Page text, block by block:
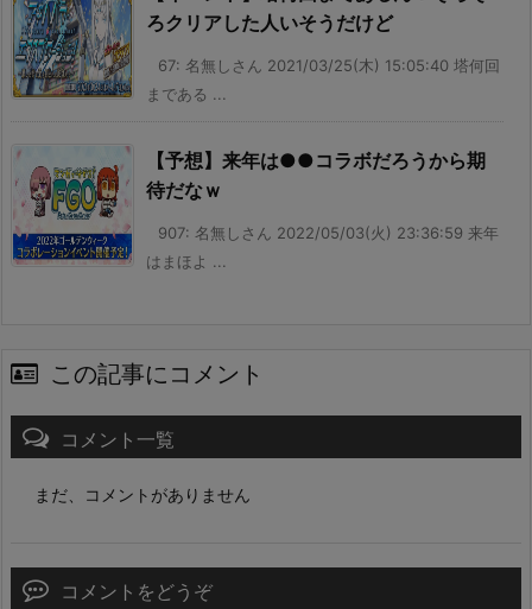
ろクリアした人いそうだけど
67: 名無しさん 2021/03/25(木) 15:05:40 塔何回
まである ...
【予想】来年は●●コラボだろうから期
待だなｗ
907: 名無しさん 2022/05/03(火) 23:36:59 来年
はまほよ ...
この記事にコメント
コメント一覧
まだ、コメントがありません
コメントをどうぞ